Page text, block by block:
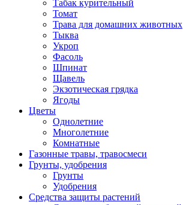
Табак курительный
Томат
Трава для домашних животных
Тыква
Укроп
Фасоль
Шпинат
Щавель
Экзотическая грядка
Ягоды
Цветы
Однолетние
Многолетние
Комнатные
Газонные травы, травосмеси
Грунты, удобрения
Грунты
Удобрения
Средства защиты растений